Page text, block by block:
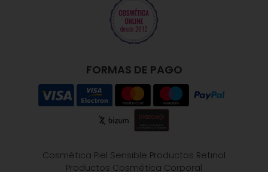
FORMAS DE PAGO
Cosmética Piel Sensible Productos Retinol
Productos Cosmética Corporal